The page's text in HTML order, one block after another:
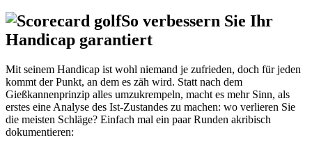
So verbessern Sie Ihr
Handicap garantiert
Mit seinem Handicap ist wohl niemand je zufrieden, doch für jeden
kommt der Punkt, an dem es zäh wird. Statt nach dem
Gießkannenprinzip alles umzukrempeln, macht es mehr Sinn, als
erstes eine Analyse des Ist-Zustandes zu machen: wo verlieren Sie
die meisten Schläge? Einfach mal ein paar Runden akribisch
dokumentieren: